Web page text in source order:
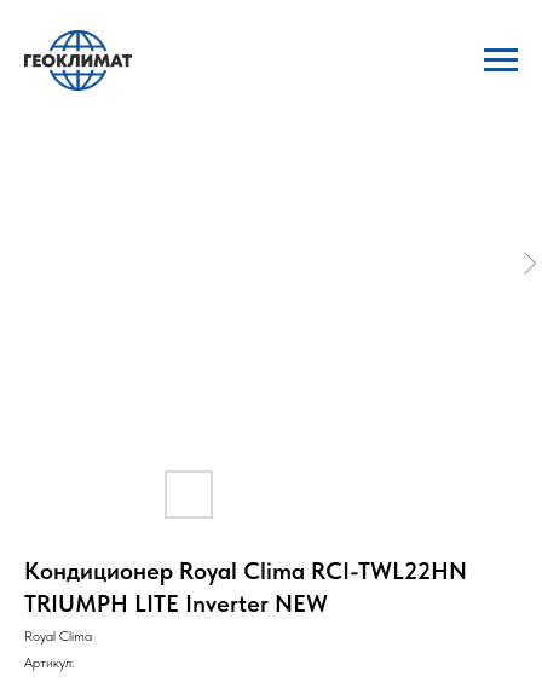
Кондиционер Royal Clima RCI-TWL22HN
TRIUMPH LITE Inverter NEW
Royal Clima
Артикул: